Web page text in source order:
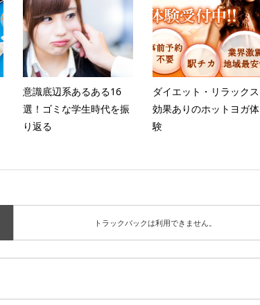
意識底辺系あるある16
選！ゴミな学生時代を振
り返る
ダイエット・リラックス
効果ありのホットヨガ体
験
トラックバックは利用できません。